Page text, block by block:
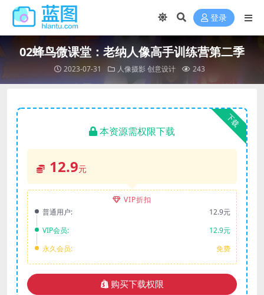
登录
02蜂鸟微课堂：老纳人像高手训练营第二季
2023-07-31 人像摄影创意设计 243
下载
本资源需权限下载
12.9元
VIP折扣
普通用户:
12.9元
VIP会员:
12.9元
永久会员:
免费
购买下载权限